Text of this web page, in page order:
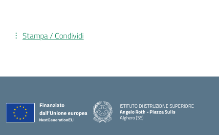
Stampa / Condividi
ISTITUTO DI ISTRUZIONE SUPERIORE
Angelo Roth - Piazza Sulis
Alghero (SS)
— Visita la pagina iniziale della scuola